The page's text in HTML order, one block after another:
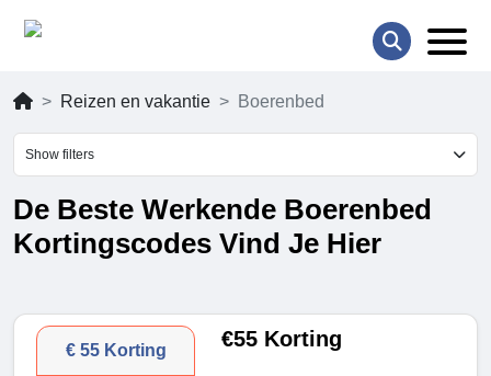
Reizen en vakantie Boerenbed
Show filters
De Beste Werkende Boerenbed
Kortingscodes Vind Je Hier
€ 55 Korting €55 Korting